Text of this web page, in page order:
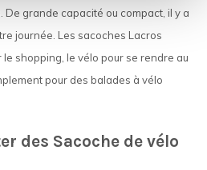
grande capacité ou compact, il y a
journée. Les sacoches Lacros
shopping, le vélo pour se rendre au
pour des balades à vélo
des Sacoche de vélo